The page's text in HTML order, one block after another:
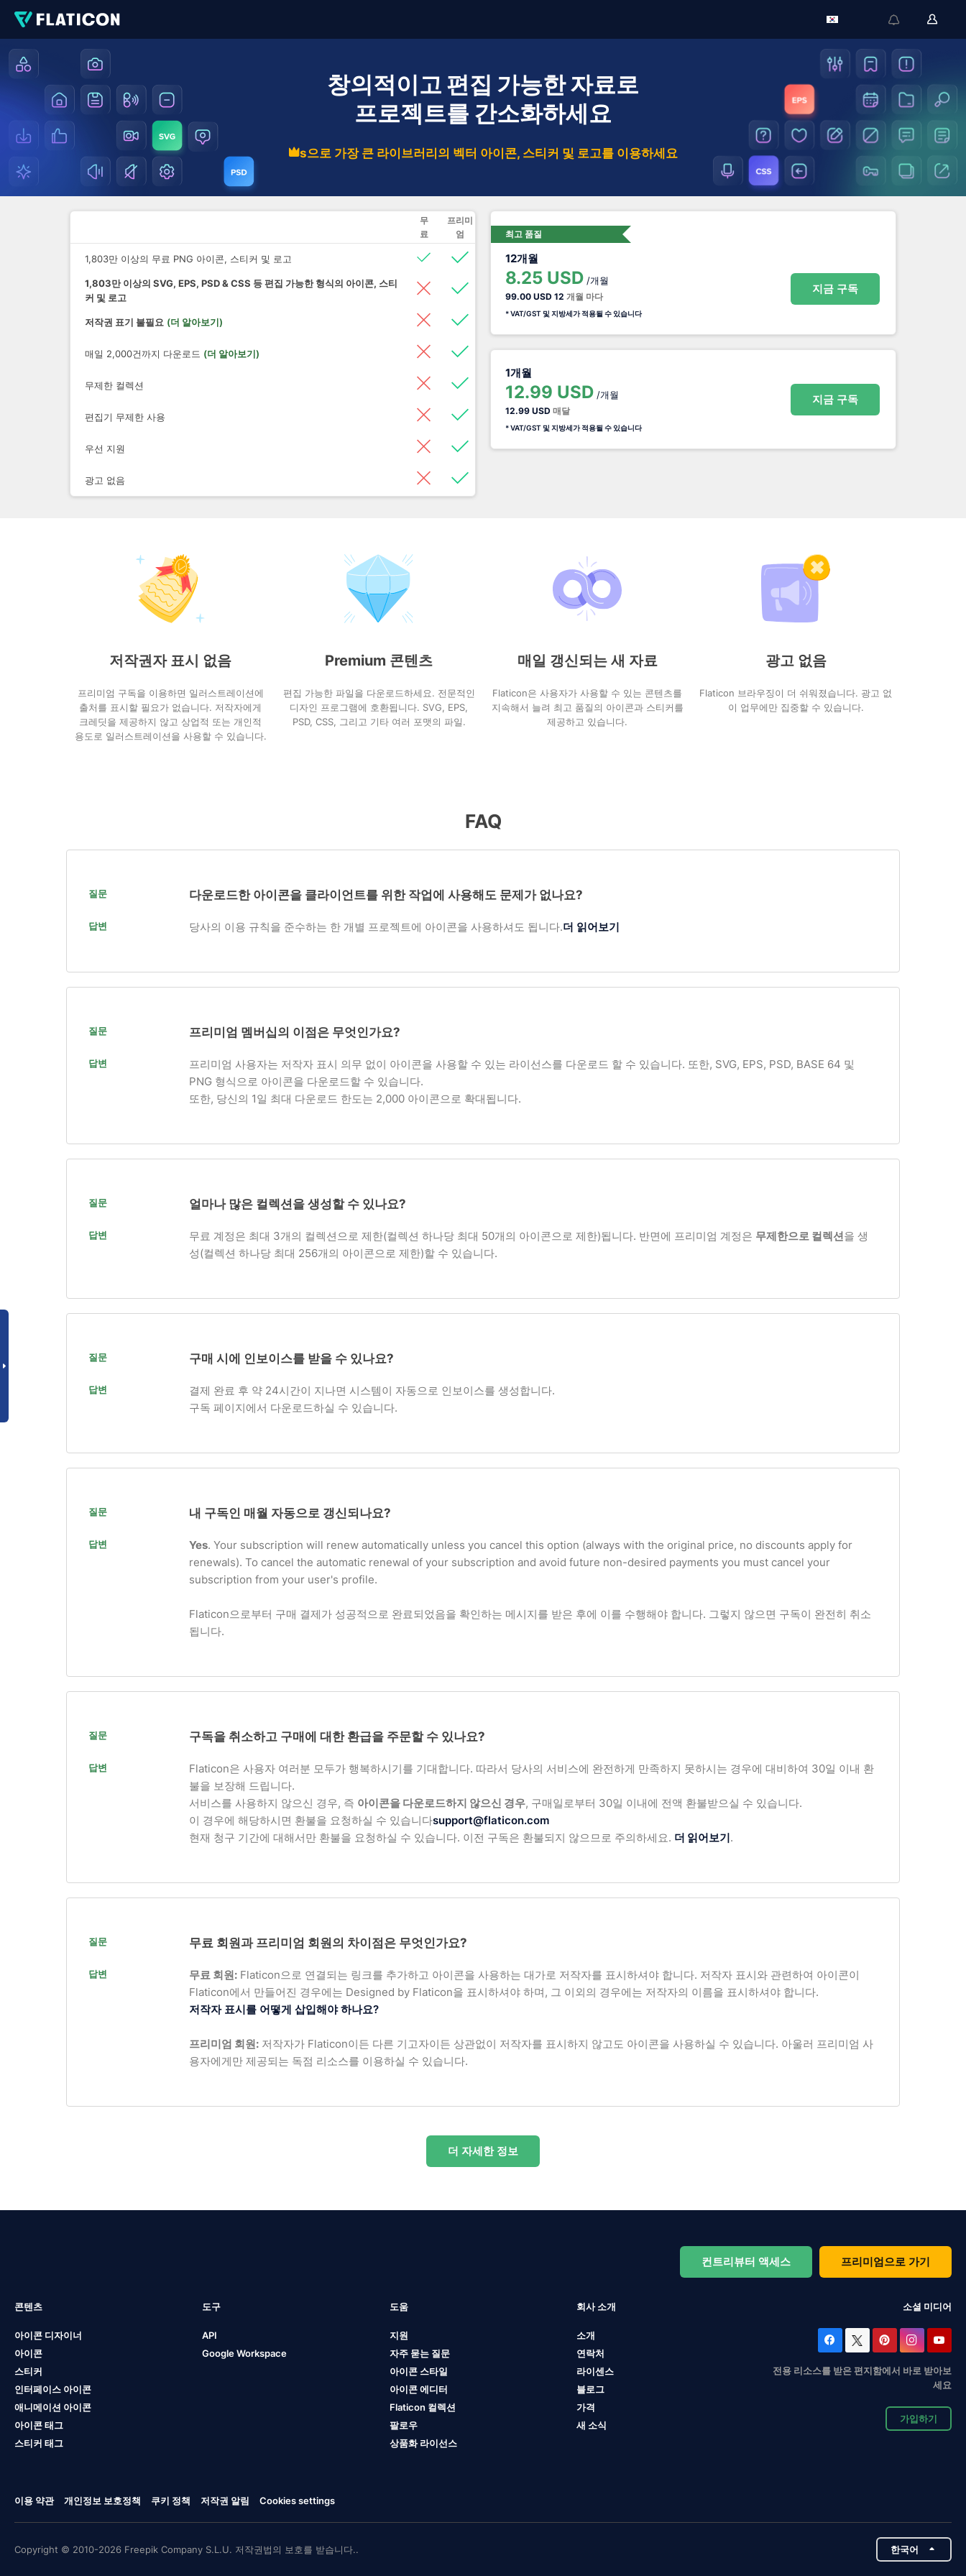
창의적이고 편집 가능한 자료로
프로젝트를 간소화하세요
s으로 가장 큰 라이브러리의 벡터 아이콘, 스티커 및 로고를 이용하세요
무
료
프리미
엄
1,803만 이상의 무료 PNG 아이콘, 스티커 및 로고
1,803만 이상의 SVG, EPS, PSD & CSS 등 편집 가능한 형식의 아이콘, 스티
커 및 로고
저작권 표기 불필요 (더 알아보기)
매일 2,000건까지 다운로드 (더 알아보기)
무제한 컬렉션
편집기 무제한 사용
우선 지원
광고 없음
최고 품질
12개월
8.25 USD /개월
99.00 USD 12 개월 마다
* VAT/GST 및 지방세가 적용될 수 있습니다
지금 구독
1개월
12.99 USD /개월
12.99 USD 매달
* VAT/GST 및 지방세가 적용될 수 있습니다
지금 구독
저작권자 표시 없음
프리미엄 구독을 이용하면 일러스트레이션에
출처를 표시할 필요가 없습니다. 저작자에게
크레딧을 제공하지 않고 상업적 또는 개인적
용도로 일러스트레이션을 사용할 수 있습니다.
Premium 콘텐츠
편집 가능한 파일을 다운로드하세요. 전문적인
디자인 프로그램에 호환됩니다. SVG, EPS,
PSD, CSS, 그리고 기타 여러 포맷의 파일.
매일 갱신되는 새 자료
Flaticon은 사용자가 사용할 수 있는 콘텐츠를
지속해서 늘려 최고 품질의 아이콘과 스티커를
제공하고 있습니다.
광고 없음
Flaticon 브라우징이 더 쉬워졌습니다. 광고 없
이 업무에만 집중할 수 있습니다.
FAQ
질문 다운로드한 아이콘을 클라이언트를 위한 작업에 사용해도 문제가 없나요?
답변 당사의 이용 규칙을 준수하는 한 개별 프로젝트에 아이콘을 사용하셔도 됩니다.더 읽어보기
질문 프리미엄 멤버십의 이점은 무엇인가요?
답변
프리미엄 사용자는 저작자 표시 의무 없이 아이콘을 사용할 수 있는 라이선스를 다운로드 할 수 있습니다. 또한, SVG, EPS, PSD, BASE 64 및
PNG 형식으로 아이콘을 다운로드할 수 있습니다.
또한, 당신의 1일 최대 다운로드 한도는 2,000 아이콘으로 확대됩니다.
질문 얼마나 많은 컬렉션을 생성할 수 있나요?
답변 무료 계정은 최대 3개의 컬렉션으로 제한(컬렉션 하나당 최대 50개의 아이콘으로 제한)됩니다. 반면에 프리미엄 계정은 무제한으로 컬렉션을 생
성(컬렉션 하나당 최대 256개의 아이콘으로 제한)할 수 있습니다.
질문 구매 시에 인보이스를 받을 수 있나요?
답변
결제 완료 후 약 24시간이 지나면 시스템이 자동으로 인보이스를 생성합니다.
구독 페이지에서 다운로드하실 수 있습니다.
질문 내 구독인 매월 자동으로 갱신되나요?
답변 Yes. Your subscription will renew automatically unless you cancel this option (always with the original price, no discounts apply for
renewals). To cancel the automatic renewal of your subscription and avoid future non-desired payments you must cancel your
subscription from your user's profile.
Flaticon으로부터 구매 결제가 성공적으로 완료되었음을 확인하는 메시지를 받은 후에 이를 수행해야 합니다. 그렇지 않으면 구독이 완전히 취소
됩니다.
질문 구독을 취소하고 구매에 대한 환급을 주문할 수 있나요?
답변
Flaticon은 사용자 여러분 모두가 행복하시기를 기대합니다. 따라서 당사의 서비스에 완전하게 만족하지 못하시는 경우에 대비하여 30일 이내 환
불을 보장해 드립니다.
서비스를 사용하지 않으신 경우, 즉 아이콘을 다운로드하지 않으신 경우, 구매일로부터 30일 이내에 전액 환불받으실 수 있습니다.
이 경우에 해당하시면 환불을 요청하실 수 있습니다support@flaticon.com
현재 청구 기간에 대해서만 환불을 요청하실 수 있습니다. 이전 구독은 환불되지 않으므로 주의하세요. 더 읽어보기.
질문 무료 회원과 프리미엄 회원의 차이점은 무엇인가요?
답변 무료 회원: Flaticon으로 연결되는 링크를 추가하고 아이콘을 사용하는 대가로 저작자를 표시하셔야 합니다. 저작자 표시와 관련하여 아이콘이
Flaticon에서 만들어진 경우에는 Designed by Flaticon을 표시하셔야 하며, 그 이외의 경우에는 저작자의 이름을 표시하셔야 합니다.
저작자 표시를 어떻게 삽입해야 하나요?
프리미엄 회원: 저작자가 Flaticon이든 다른 기고자이든 상관없이 저작자를 표시하지 않고도 아이콘을 사용하실 수 있습니다. 아울러 프리미엄 사
용자에게만 제공되는 독점 리소스를 이용하실 수 있습니다.
더 자세한 정보
컨트리뷰터 액세스 프리미엄으로 가기
콘텐츠
아이콘 디자이너
아이콘
스티커
인터페이스 아이콘
애니메이션 아이콘
아이콘 태그
스티커 태그
도구
API
Google Workspace
도움
지원
자주 묻는 질문
아이콘 스타일
아이콘 에디터
Flaticon 컬렉션
팔로우
상품화 라이선스
회사 소개
소개
연락처
라이센스
블로그
가격
새 소식
소셜 미디어
전용 리소스를 받은 편지함에서 바로 받아보
세요
가입하기
이용 약관 개인정보 보호정책 쿠키 정책 저작권 알림 Cookies settings
Copyright © 2010-2026 Freepik Company S.L.U. 저작권법의 보호를 받습니다.. 한국어